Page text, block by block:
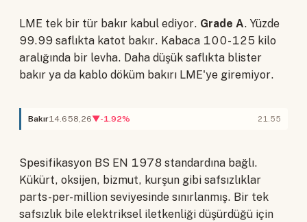
LME tek bir tür bakır kabul ediyor. Grade A. Yüzde
99.99 saflıkta katot bakır. Kabaca 100-125 kilo
aralığında bir levha. Daha düşük saflıkta blister
bakır ya da kablo döküm bakırı LME'ye giremiyor.
Bakır14.658,26▼-1.92% 21.55
Spesifikasyon BS EN 1978 standardına bağlı.
Kükürt, oksijen, bizmut, kurşun gibi safsızlıklar
parts-per-million seviyesinde sınırlanmış. Bir tek
safsızlık bile elektriksel iletkenliği düşürdüğü için